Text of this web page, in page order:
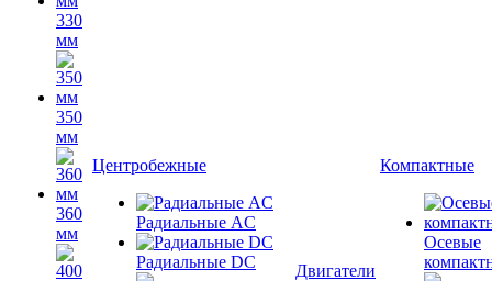
330
мм
350
мм
360
мм
Центробежные
Радиальные AC
Радиальные DC Двигатели
Компактные
Осевые